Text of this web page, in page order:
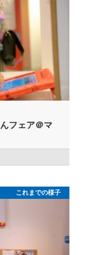
フェア＠マ
これまでの様子